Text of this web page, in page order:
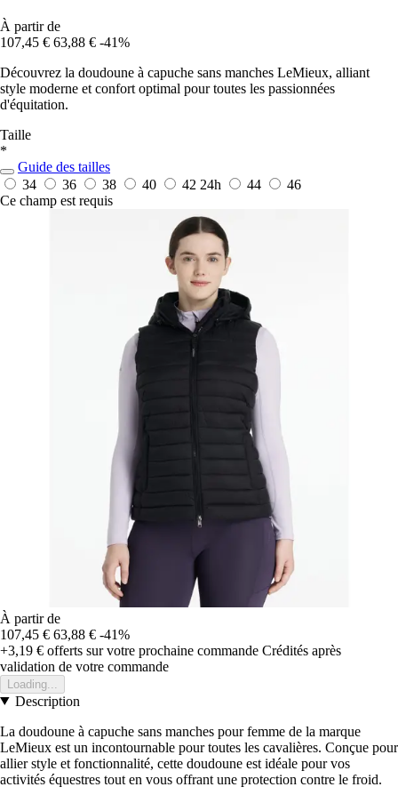
À partir de
107,45 € 63,88 € -41%
Découvrez la doudoune à capuche sans manches LeMieux, alliant
style moderne et confort optimal pour toutes les passionnées
d'équitation.
Taille
*
Guide des tailles
34
36 38 40 42 24h 44
46
Ce champ est requis
À partir de
107,45 € 63,88 € -41%
+3,19 € offerts sur votre prochaine commande Crédités après
validation de votre commande
Loading...
Description
La doudoune à capuche sans manches pour femme de la marque
LeMieux est un incontournable pour toutes les cavalières. Conçue pour
allier style et fonctionnalité, cette doudoune est idéale pour vos
activités équestres tout en vous offrant une protection contre le froid.